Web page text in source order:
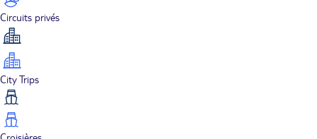
Circuits privés
City Trips